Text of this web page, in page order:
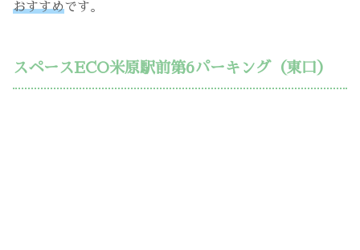
おすすめです。
スペースECO米原駅前第6パーキング（東口）